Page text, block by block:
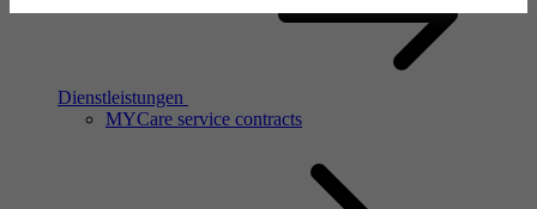
Dienstleistungen
MYCare service contracts